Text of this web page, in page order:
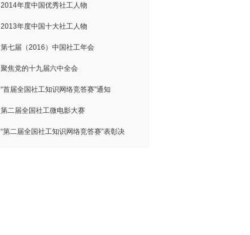
2014年度中国优秀社工人物
2013年度中国十大社工人物
第七届（2016）中国社工年会
聚焦党的十九届六中全会
“首届全国社工知识网络竞答赛”通知
第二届全国社工微电影大赛
“第二届全国社工知识网络竞答赛”表彰决